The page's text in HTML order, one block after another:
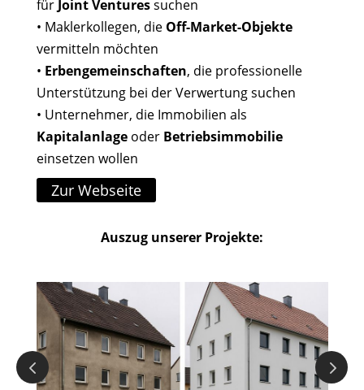
fürJoint Venturessuchen
• Maklerkollegen, die Off-Market-Objekte
vermitteln möchten
• Erbengemeinschaften, die professionelle
Unterstützung bei der Verwertung suchen
• Unternehmer, die Immobilien als
Kapitalanlageoder Betriebsimmobilie
einsetzen wollen
Zur Webseite
Auszug unserer Projekte: